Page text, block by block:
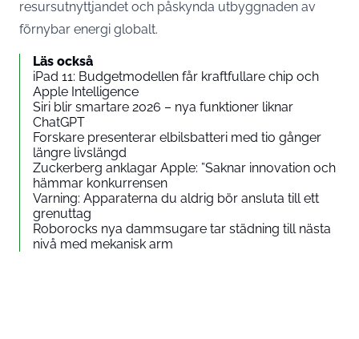
resursutnyttjandet och påskynda utbyggnaden av
förnybar energi globalt.
Läs också
iPad 11: Budgetmodellen får kraftfullare chip och
Apple Intelligence
Siri blir smartare 2026 – nya funktioner liknar
ChatGPT
Forskare presenterar elbilsbatteri med tio gånger
längre livslängd
Zuckerberg anklagar Apple: ”Saknar innovation och
hämmar konkurrensen
Varning: Apparaterna du aldrig bör ansluta till ett
grenuttag
Roborocks nya dammsugare tar städning till nästa
nivå med mekanisk arm